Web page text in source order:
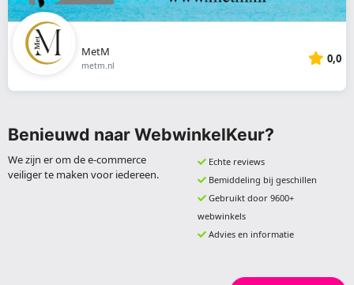
MetM
metm.nl 0,0
Benieuwd naar WebwinkelKeur?
We zijn er om de e-commerce
veiliger te maken voor iedereen.
Echte reviews
Bemiddeling bij geschillen
Gebruikt door 9600+
webwinkels
Advies en informatie